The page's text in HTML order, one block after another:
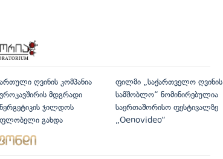
ღვინის კომპანია
მდგრადი
ჯილდოს
გახდა
ფილმი „საქართველო ღვინის
სამშობლო“ ნომინირებულია
საერთაშორისო ფესტივალზე
„Oenovideo“